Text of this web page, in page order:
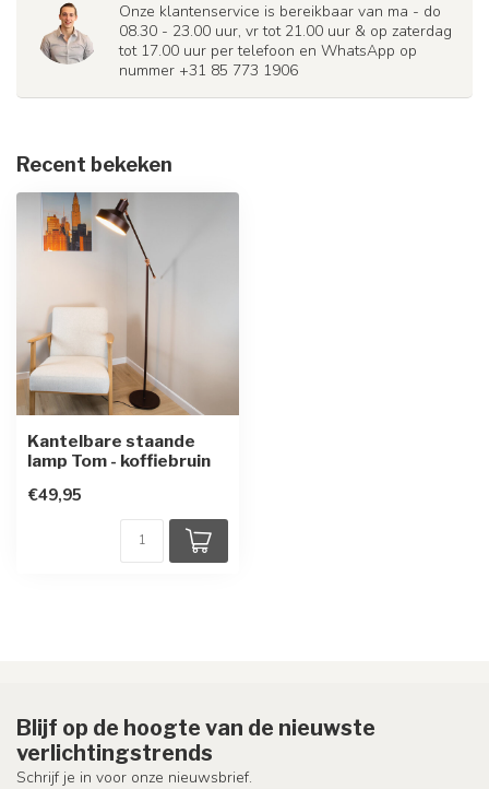
Onze klantenservice is bereikbaar van ma - do
08.30 - 23.00 uur, vr tot 21.00 uur & op zaterdag
tot 17.00 uur per telefoon en WhatsApp op
nummer +31 85 773 1906
Recent bekeken
Kantelbare staande
lamp Tom - koffiebruin
€49,95
Blijf op de hoogte van de nieuwste
verlichtingstrends
Schrijf je in voor onze nieuwsbrief.